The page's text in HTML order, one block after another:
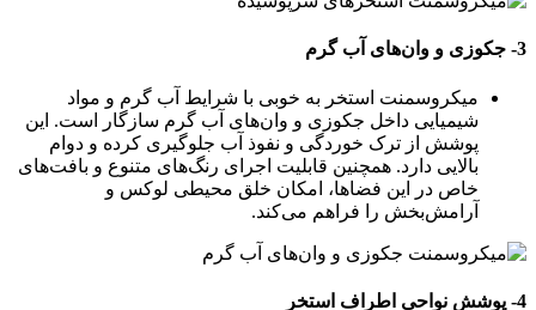
3- جکوزی و وان‌های آب گرم
میکروسمنت استخر به خوبی با شرایط آب گرم و مواد
شیمیایی داخل جکوزی و وان‌های آب گرم سازگار است. این
پوشش از ترک خوردگی و نفوذ آب جلوگیری کرده و دوام
بالایی دارد. همچنین قابلیت اجرای رنگ‌های متنوع و بافت‌های
خاص در این فضاها، امکان خلق محیطی لوکس و
آرامش‌بخش را فراهم می‌کند.
4- پوشش نواحی اطراف استخر